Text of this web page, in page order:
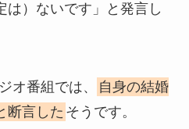
は）ないです」と発言し
オ番組では、
自身の結婚
断言した そうです。